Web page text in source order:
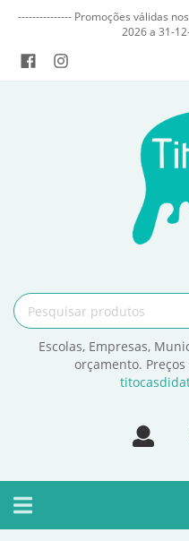
--------------- Promoções válidas
2026 a 31-
Escolas, Empresas,
orçamento.
Toggle
navigation